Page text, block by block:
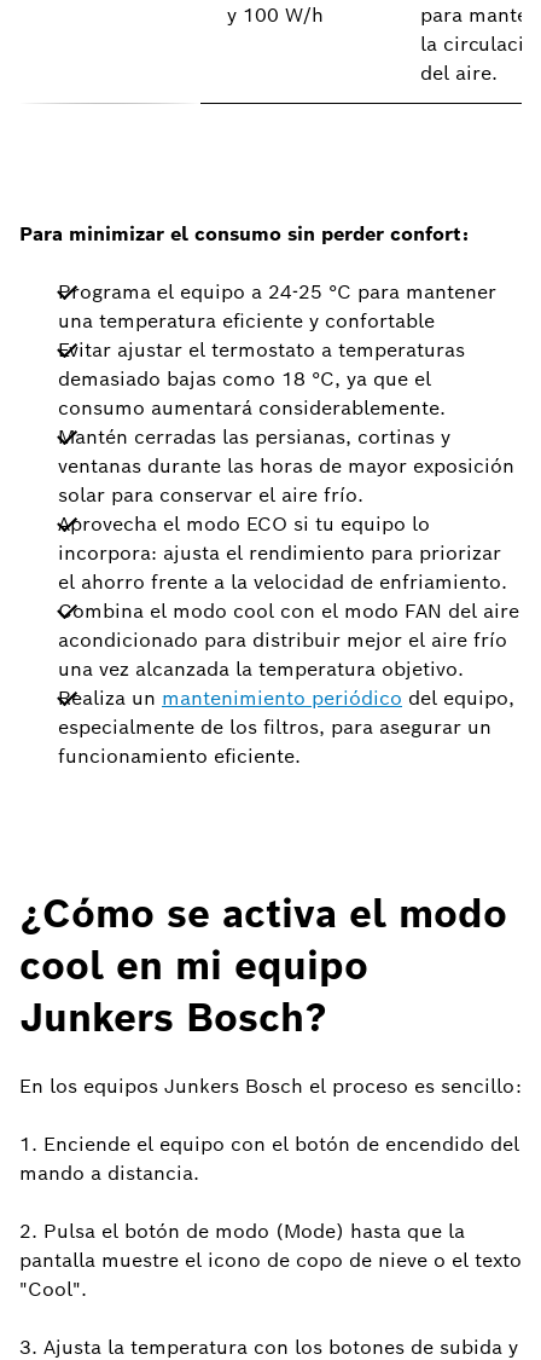
y 100 W/h
para
la
del aire.
Para minimizar el consumo sin perder confort:
Programa el equipo a 24-25 °C para mantener
una temperatura eficiente y confortable
Evitar ajustar el termostato a temperaturas
demasiado bajas como 18 °C, ya que el
consumo aumentará considerablemente.
Mantén cerradas las persianas, cortinas y
ventanas durante las horas de mayor exposición
solar para conservar el aire frío.
Aprovecha el modo ECO si tu equipo lo
incorpora: ajusta el rendimiento para priorizar
el ahorro frente a la velocidad de enfriamiento.
Combina el modo cool con el modo FAN del aire
acondicionado para distribuir mejor el aire frío
una vez alcanzada la temperatura objetivo.
Realiza un mantenimiento periódico del equipo,
especialmente de los filtros, para asegurar un
funcionamiento eficiente.
¿Cómo se activa el modo
cool en mi equipo
Junkers Bosch?
En los equipos Junkers Bosch el proceso es sencillo:
1. Enciende el equipo con el botón de encendido del
mando a distancia.
2. Pulsa el botón de modo (Mode) hasta que la
pantalla muestre el icono de copo de nieve o el texto
"Cool".
3. Ajusta la temperatura con los botones de subida y